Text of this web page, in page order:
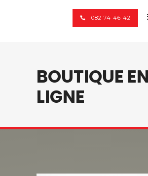
082 74 46 42
BOUTIQUE EN
LIGNE